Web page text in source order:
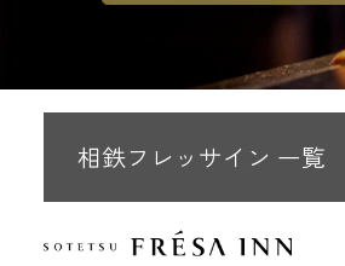
相鉄フレッサイン 一覧